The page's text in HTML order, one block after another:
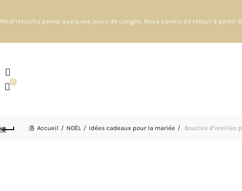
MesTitesLilis prend quelques jours de congés. Nous serons de retour à
0
Accueil NOËL Idées cadeaux pour la mariée Boucles d’oreilles